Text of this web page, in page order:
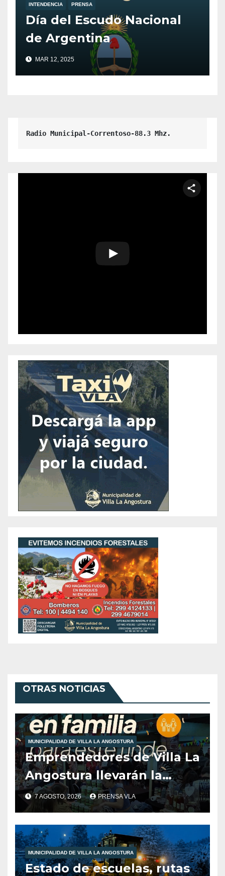
INTENDENCIA PRENSA
Día del Escudo Nacional
de Argentina
MAR 12, 2025
Radio Municipal-Correntoso-88.3 Mhz.
OTRAS NOTICIAS
MUNICIPALIDAD DE VILLA LA ANGOSTURA
Emprendedores de Villa La
Angostura llevarán la
producción local a Tienda
de Sabores.
7 AGOSTO, 2026 PRENSA VLA
MUNICIPALIDAD DE VILLA LA ANGOSTURA
Estado de escuelas, rutas